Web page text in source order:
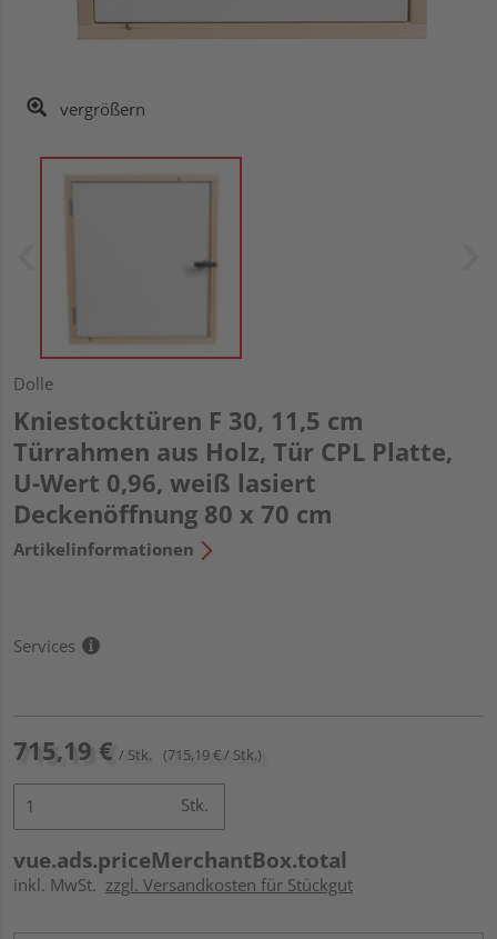
vergrößern
Dolle
Kniestocktüren F 30, 11,5 cm
Türrahmen aus Holz, Tür CPL Platte,
U-Wert 0,96, weiß lasiert
Deckenöffnung 80 x 70 cm
Artikelinformationen
Services
715,19 € / Stk. (715,19 € / Stk.)
Stk.
vue.ads.priceMerchantBox.total
inkl. MwSt. zzgl. Versandkosten für Stückgut